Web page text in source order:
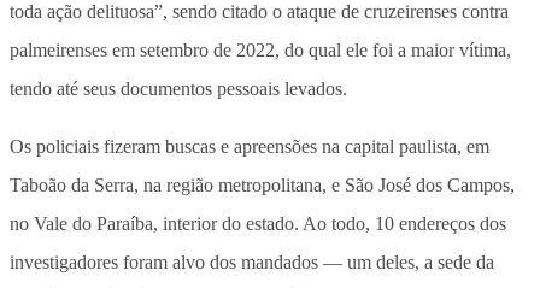
toda ação delituosa”, sendo citado o ataque de cruzeirenses contra
palmeirenses em setembro de 2022, do qual ele foi a maior vítima,
tendo até seus documentos pessoais levados.
Os policiais fizeram buscas e apreensões na capital paulista, em
Taboão da Serra, na região metropolitana, e São José dos Campos,
no Vale do Paraíba, interior do estado. Ao todo, 10 endereços dos
investigadores foram alvo dos mandados — um deles, a sede da